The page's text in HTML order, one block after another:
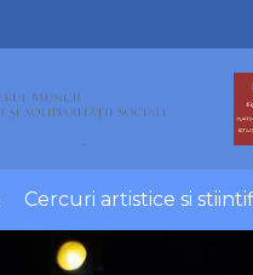
Cercuri artistice si